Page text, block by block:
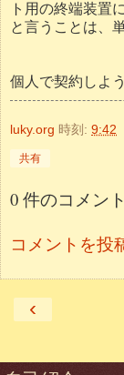
ト用の終端装置
と言うことは、
個人で契約しよ
luky.org 時刻: 9:42
共有
0 件のコメン
コメントを投
‹